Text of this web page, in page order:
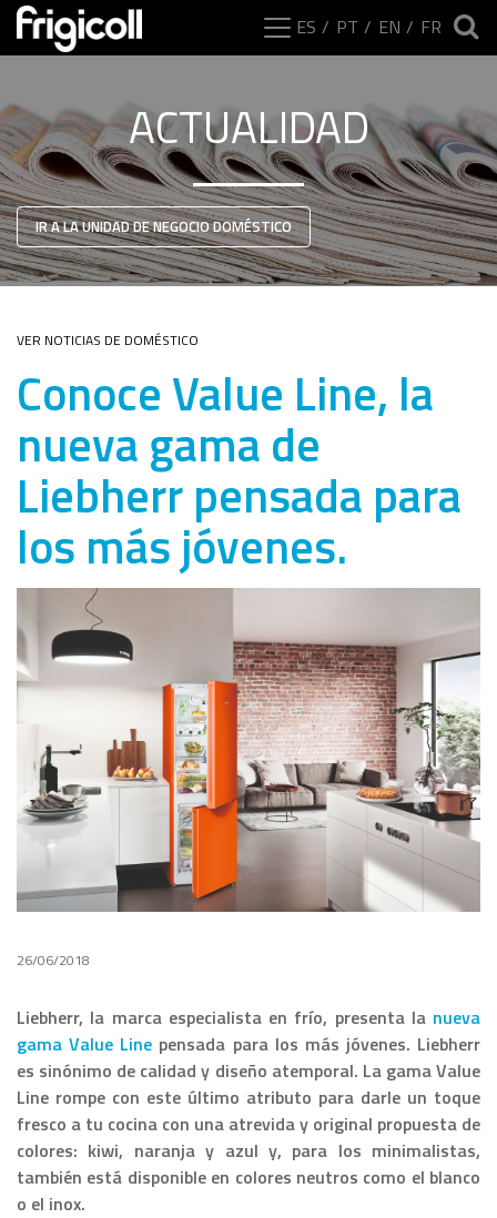
ES PT EN FR
ACTUALIDAD
IR A LA UNIDAD DE NEGOCIO DOMÉSTICO
VER NOTICIAS DE DOMÉSTICO
Conoce Value Line, la
nueva gama de
Liebherr pensada para
los más jóvenes.
26/06/2018
Liebherr, la marca especialista en frío, presenta la nueva
gama Value Line pensada para los más jóvenes. Liebherr
es sinónimo de calidad y diseño atemporal. La gama Value
Line rompe con este último atributo para darle un toque
fresco a tu cocina con una atrevida y original propuesta de
colores: kiwi, naranja y azul y, para los minimalistas,
también está disponible en colores neutros como el blanco
o el inox.